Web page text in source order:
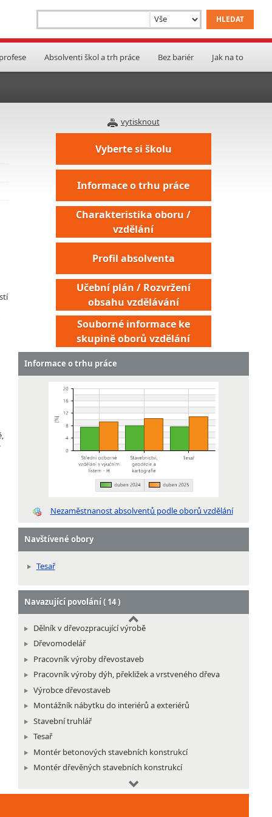
Absolventi škol a trh práce Bez bariér Jak na to
vytisknout
Vyberte si školu
Informace o trhu práce
Charakteristika oboru /
vzdělání
Profil absolventa
Učební plán / Rozvržení
obsahu vzdělávání
Souborné informace ke
skupině oborů vzdělání
Informace o trhu práce
Nezaměstnanost absolventů podle oborů vzdělání
Navštívené obory
Tesař
Navazující povolání ( 14 )
Montér protihlukových a antivibračních izolací a
akustických úprav budov
Montér zateplovacích systémů
Stavěč dekorací
Dělník v dřevozpracující výrobě
Dřevomodelář
Pracovník výroby dřevostaveb
Pracovník výroby dýh, překližek a vrstveného dřeva
Výrobce dřevostaveb
Montážník nábytku do interiérů a exteriérů
Stavební truhlář
Tesař
Montér betonových stavebních konstrukcí
Montér dřevěných stavebních konstrukcí
Montér protihlukových a antivibračních izolací a
akustických úprav budov